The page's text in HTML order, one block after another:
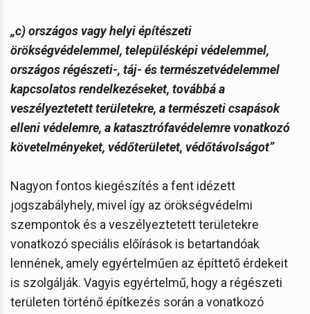
„c)országos vagy helyi építészeti
örökségvédelemmel, településképi védelemmel,
országos régészeti-, táj- és természetvédelemmel
kapcsolatos rendelkezéseket, továbbá a
veszélyeztetett területekre, a természeti csapások
elleni védelemre, a katasztrófavédelemre vonatkozó
követelményeket, védőterületet, védőtávolságot”
Nagyon fontos kiegészítés a fent idézett
jogszabályhely, mivel így az örökségvédelmi
szempontok és a veszélyeztetett területekre
vonatkozó speciális előírások is betartandóak
lennének, amely egyértelműen az építtető érdekeit
is szolgálják. Vagyis egyértelmű, hogy a régészeti
területen történő építkezés során a vonatkozó